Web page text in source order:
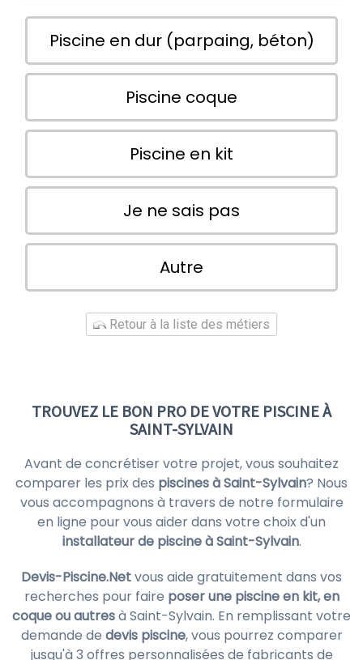
Piscine en dur (parpaing, béton)
Piscine coque
Piscine en kit
Je ne sais pas
Autre
Retour à la liste des métiers
TROUVEZ LE BON PRO DE VOTRE PISCINE À
SAINT-SYLVAIN
Avant de concrétiser votre projet, vous souhaitez
comparer les prix des piscines à Saint-Sylvain? Nous
vous accompagnons à travers de notre formulaire
en ligne pour vous aider dans votre choix d'un
installateur de piscine à Saint-Sylvain.
Devis-Piscine.Netvous aide gratuitement dans vos
recherches pour faire poser une piscine en kit, en
coque ou autresà Saint-Sylvain. En remplissant votre
demande de devis piscine, vous pourrez comparer
jusqu'à 3 offres personnalisées de fabricants de